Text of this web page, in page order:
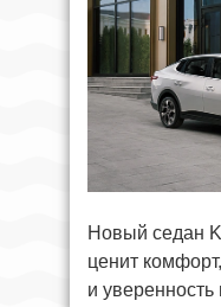
Новый седан
ценит
и